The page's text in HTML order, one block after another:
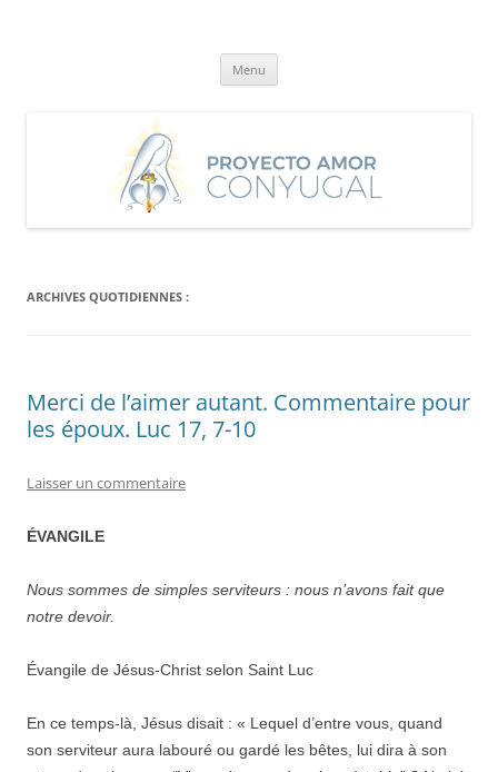
Menu
ARCHIVES QUOTIDIENNES :
Merci de l’aimer autant. Commentaire pour
les époux. Luc 17, 7-10
Laisser un commentaire
ÉVANGILE
Nous sommes de simples serviteurs : nous n’avons fait que
notre devoir.
Évangile de Jésus-Christ selon Saint Luc
En ce temps-là, Jésus disait : « Lequel d’entre vous, quand
son serviteur aura labouré ou gardé les bêtes, lui dira à son